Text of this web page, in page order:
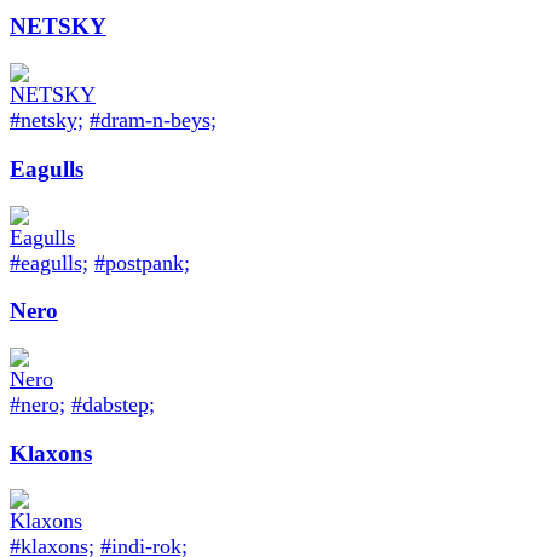
NETSKY
#netsky; #dram-n-beys;
Eagulls
#eagulls; #postpank;
Nero
#nero; #dabstep;
Klaxons
#klaxons; #indi-rok;